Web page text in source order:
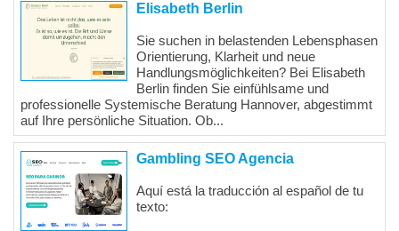
Elisabeth Berlin
Sie suchen in belastenden Lebensphasen
Orientierung, Klarheit und neue
Handlungsmöglichkeiten? Bei Elisabeth
Berlin finden Sie einfühlsame und
professionelle Systemische Beratung Hannover, abgestimmt
auf Ihre persönliche Situation. Ob...
Gambling SEO Agencia
Aquí está la traducción al español de tu
texto: